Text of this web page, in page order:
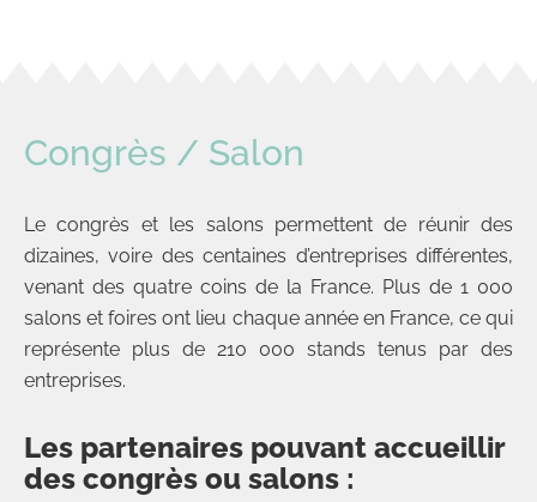
Congrès / Salon
Le congrès et les salons permettent de réunir des
dizaines, voire des centaines d’entreprises différentes,
venant des quatre coins de la France. Plus de 1 000
salons et foires ont lieu chaque année en France, ce qui
représente plus de 210 000 stands tenus par des
entreprises.
Les partenaires pouvant accueillir
des congrès ou salons :